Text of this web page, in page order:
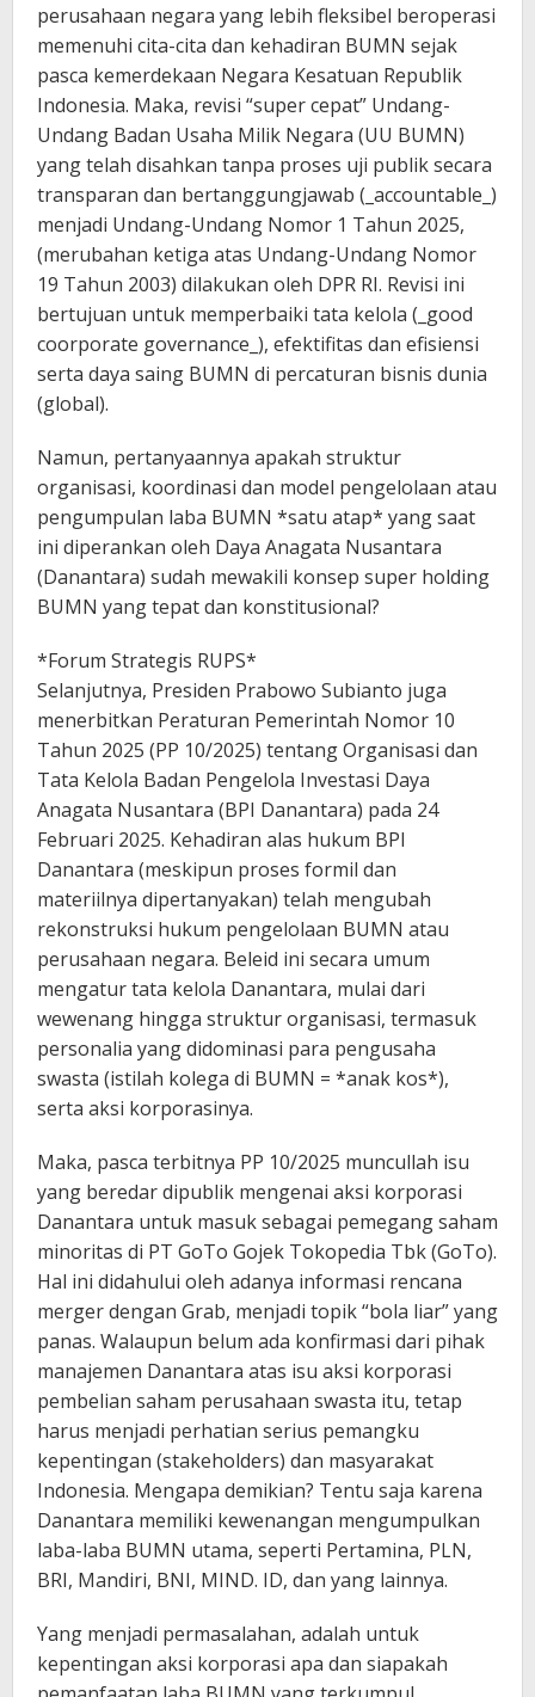
perusahaan negara yang lebih fleksibel beroperasi
memenuhi cita-cita dan kehadiran BUMN sejak
pasca kemerdekaan Negara Kesatuan Republik
Indonesia. Maka, revisi “super cepat” Undang-
Undang Badan Usaha Milik Negara (UU BUMN)
yang telah disahkan tanpa proses uji publik secara
transparan dan bertanggungjawab (_accountable_)
menjadi Undang-Undang Nomor 1 Tahun 2025,
(merubahan ketiga atas Undang-Undang Nomor
19 Tahun 2003) dilakukan oleh DPR RI. Revisi ini
bertujuan untuk memperbaiki tata kelola (_good
coorporate governance_), efektifitas dan efisiensi
serta daya saing BUMN di percaturan bisnis dunia
(global).
Namun, pertanyaannya apakah struktur
organisasi, koordinasi dan model pengelolaan atau
pengumpulan laba BUMN *satu atap* yang saat
ini diperankan oleh Daya Anagata Nusantara
(Danantara) sudah mewakili konsep super holding
BUMN yang tepat dan konstitusional?
*Forum Strategis RUPS*
Selanjutnya, Presiden Prabowo Subianto juga
menerbitkan Peraturan Pemerintah Nomor 10
Tahun 2025 (PP 10/2025) tentang Organisasi dan
Tata Kelola Badan Pengelola Investasi Daya
Anagata Nusantara (BPI Danantara) pada 24
Februari 2025. Kehadiran alas hukum BPI
Danantara (meskipun proses formil dan
materiilnya dipertanyakan) telah mengubah
rekonstruksi hukum pengelolaan BUMN atau
perusahaan negara. Beleid ini secara umum
mengatur tata kelola Danantara, mulai dari
wewenang hingga struktur organisasi, termasuk
personalia yang didominasi para pengusaha
swasta (istilah kolega di BUMN = *anak kos*),
serta aksi korporasinya.
Maka, pasca terbitnya PP 10/2025 muncullah isu
yang beredar dipublik mengenai aksi korporasi
Danantara untuk masuk sebagai pemegang saham
minoritas di PT GoTo Gojek Tokopedia Tbk (GoTo).
Hal ini didahului oleh adanya informasi rencana
merger dengan Grab, menjadi topik “bola liar” yang
panas. Walaupun belum ada konfirmasi dari pihak
manajemen Danantara atas isu aksi korporasi
pembelian saham perusahaan swasta itu, tetap
harus menjadi perhatian serius pemangku
kepentingan (stakeholders) dan masyarakat
Indonesia. Mengapa demikian? Tentu saja karena
Danantara memiliki kewenangan mengumpulkan
laba-laba BUMN utama, seperti Pertamina, PLN,
BRI, Mandiri, BNI, MIND. ID, dan yang lainnya.
Yang menjadi permasalahan, adalah untuk
kepentingan aksi korporasi apa dan siapakah